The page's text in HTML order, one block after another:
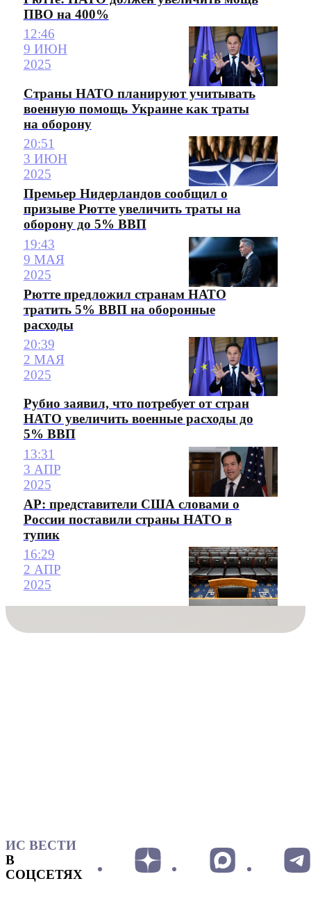
ПВО на 400%
12:46
9 ИЮН
2025
Страны НАТО планируют учитывать
военную помощь Украине как траты
на оборону
20:51
3 ИЮН
2025
Премьер Нидерландов сообщил о
призыве Рютте увеличить траты на
оборону до 5% ВВП
19:43
9 МАЯ
2025
Рютте предложил странам НАТО
тратить 5% ВВП на оборонные
расходы
20:39
2 МАЯ
2025
Рубио заявил, что потребует от стран
НАТО увеличить военные расходы до
5% ВВП
13:31
3 АПР
2025
AP: представители США словами о
России поставили страны НАТО в
тупик
16:29
2 АПР
2025
ИС ВЕСТИ
В
СОЦСЕТЯХ